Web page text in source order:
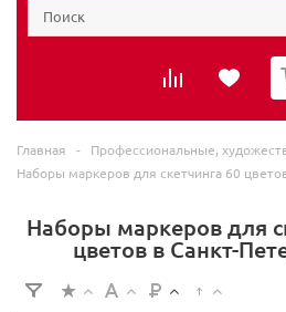
Главная - Профессиональные,
Наборы маркеров для скетчинга 60
Наборы маркеров для
цветов в Санкт-